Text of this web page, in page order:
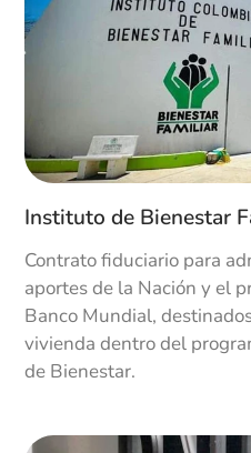
Campaña
Pautas en
Sistema
Consorcio
Creación del
COMÚN
Instituto de Bienestar
Contrato fiduciario para
aportes de la Nación y el
Banco Mundial,
vivienda dentro del
de Bienestar.